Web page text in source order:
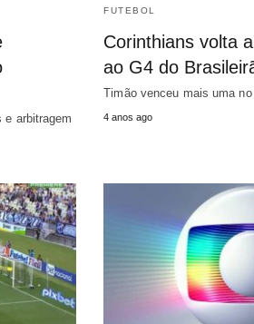
arbitragem
FUTEBOL
Corinthians volta
ao G4 do
Timão venceu mais uma
4 anos ago